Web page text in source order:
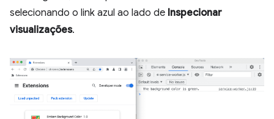
selecionando o link azul ao lado de Inspecionar
visualizações.